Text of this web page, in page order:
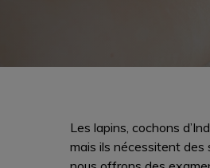
Les lapins, cochons
mais ils nécessitent des